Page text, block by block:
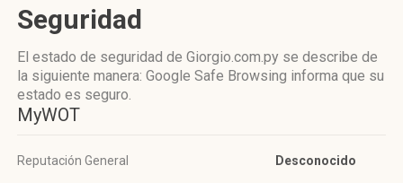
Seguridad
El estado de seguridad de Giorgio.com.py se describe de
la siguiente manera: Google Safe Browsing informa que su
estado es seguro.
MyWOT
Reputación General Desconocido